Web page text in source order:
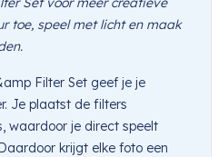
toe, speel met licht en maak
Filter Set geef je je
Je plaatst de filters
waardoor je direct speelt
krijgt elke foto een